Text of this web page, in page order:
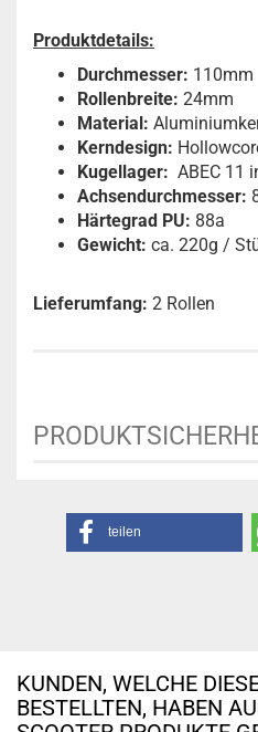
Produktdetails:
Durchmesser: 110mm
Rollenbreite: 24mm
Material:
Kerndesign:
Kugellager: ABEC 11
Achsendurchmesser:
Härtegrad PU: 88a
Gewicht: ca. 220g /
Lieferumfang: 2 Rollen
teilen
KUNDEN, WELCHE
BESTELLTEN, HABEN